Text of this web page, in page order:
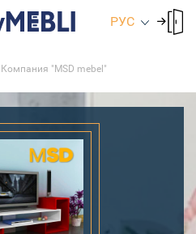
РУС
Компания "MSD mebel"